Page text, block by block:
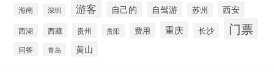
海南 深圳 游客 自己的 自驾游 苏州 西安
西湖 西藏 贵州 贵阳 费用 重庆 长沙 门票
问答 青岛 黄山